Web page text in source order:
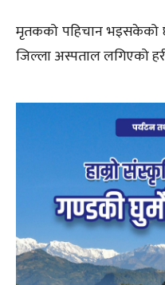
मृतकको पहिचान भइसकेको
जिल्ला अस्पताल लगिएको